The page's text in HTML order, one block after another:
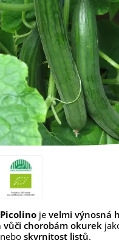
je velmi výnosná
vůči chorobám okurek
nebo skvrnitost listů.